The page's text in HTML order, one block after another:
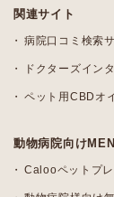
関連サイト
病院口コミ検索
ドクターズイン
ペット用CBDオ
動物病院向け
Calooペットプ